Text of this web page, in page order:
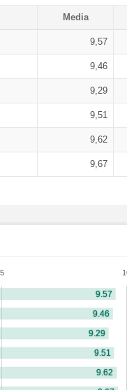
Media
9,57
9,46
9,29
9,51
9,62
9,67
5